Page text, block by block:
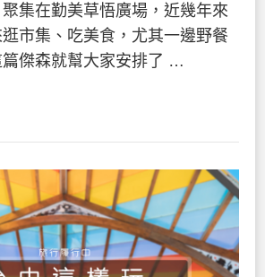
集在勤美草悟廣場，近幾年來
市集、吃美食，尤其一邊野餐
傑森就幫大家安排了 …